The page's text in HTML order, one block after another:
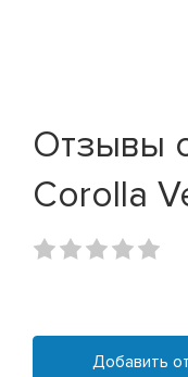
Отзывы
Corolla
Добавить